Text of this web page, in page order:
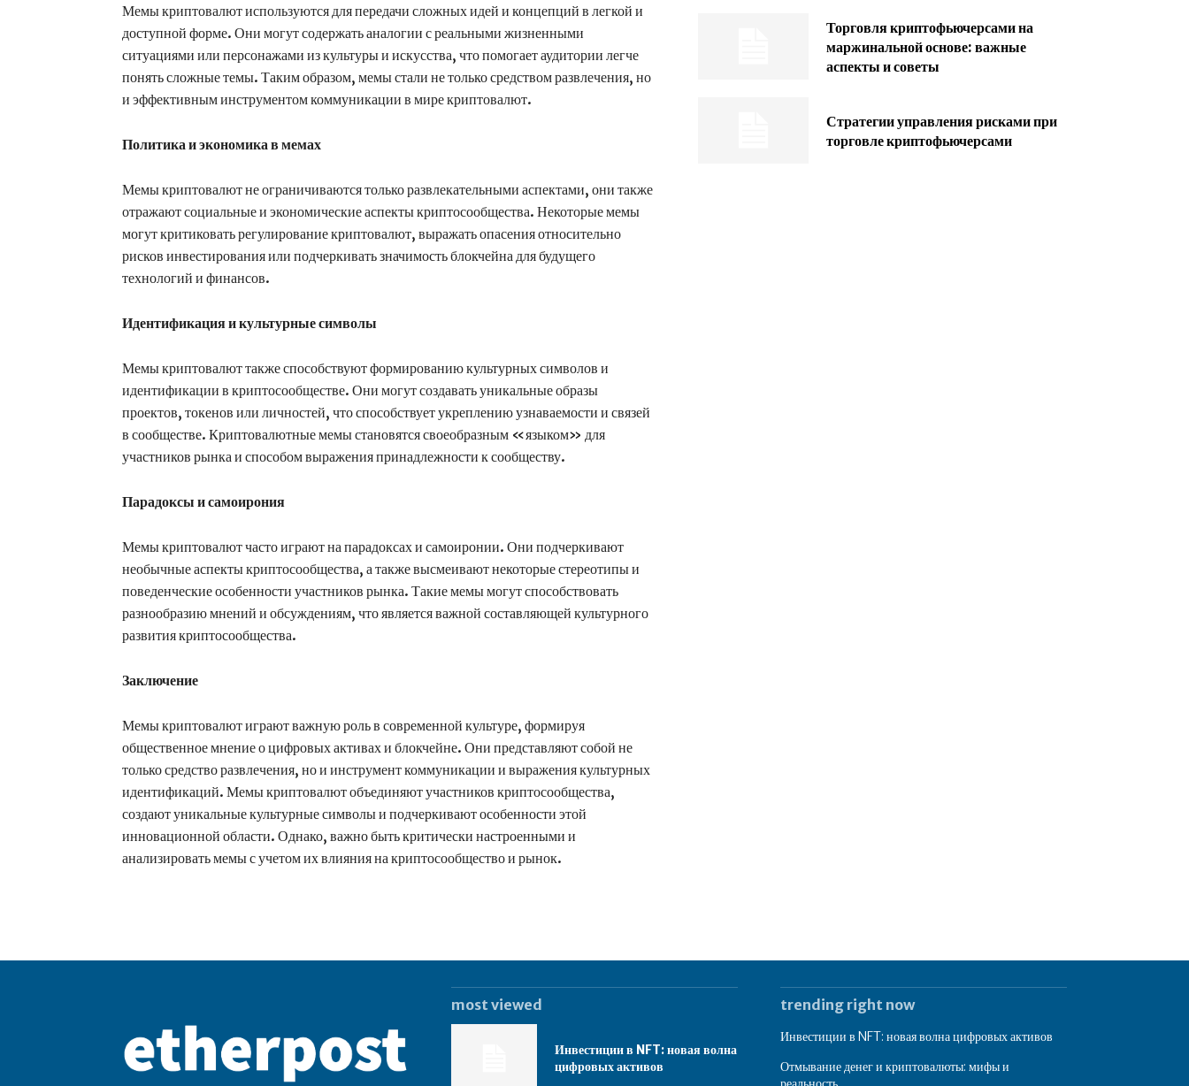
Мемы криптовалют используются для передачи сложных идей и концепций в легкой и
доступной форме. Они могут содержать аналогии с реальными жизненными
ситуациями или персонажами из культуры и искусства, что помогает аудитории легче
понять сложные темы. Таким образом, мемы стали не только средством развлечения, но
и эффективным инструментом коммуникации в мире криптовалют.
Политика и экономика в мемах
Мемы криптовалют не ограничиваются только развлекательными аспектами, они также
отражают социальные и экономические аспекты криптосообщества. Некоторые мемы
могут критиковать регулирование криптовалют, выражать опасения относительно
рисков инвестирования или подчеркивать значимость блокчейна для будущего
технологий и финансов.
Идентификация и культурные символы
Мемы криптовалют также способствуют формированию культурных символов и
идентификации в криптосообществе. Они могут создавать уникальные образы
проектов, токенов или личностей, что способствует укреплению узнаваемости и связей
в сообществе. Криптовалютные мемы становятся своеобразным «языком» для
участников рынка и способом выражения принадлежности к сообществу.
Парадоксы и самоирония
Мемы криптовалют часто играют на парадоксах и самоиронии. Они подчеркивают
необычные аспекты криптосообщества, а также высмеивают некоторые стереотипы и
поведенческие особенности участников рынка. Такие мемы могут способствовать
разнообразию мнений и обсуждениям, что является важной составляющей культурного
развития криптосообщества.
Заключение
Мемы криптовалют играют важную роль в современной культуре, формируя
общественное мнение о цифровых активах и блокчейне. Они представляют собой не
только средство развлечения, но и инструмент коммуникации и выражения культурных
идентификаций. Мемы криптовалют объединяют участников криптосообщества,
создают уникальные культурные символы и подчеркивают особенности этой
инновационной области. Однако, важно быть критически настроенными и
анализировать мемы с учетом их влияния на криптосообщество и рынок.
Торговля криптофьючерсами на
маржинальной основе: важные
аспекты и советы
Стратегии управления рисками при
торговле криптофьючерсами
most viewed
Инвестиции в NFT: новая волна
цифровых активов
trending right now
Инвестиции в NFT: новая волна цифровых активов
Отмывание денег и криптовалюты: мифы и